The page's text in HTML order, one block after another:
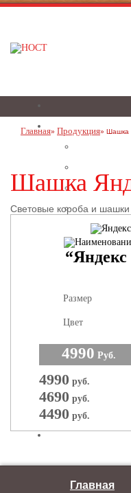
Главная Продукция Шашка
Шашка
Световые короба и
“Яндекс
Размер
Цвет
4990 Руб.
4990 руб.
4690 руб.
4490 руб.
Главная